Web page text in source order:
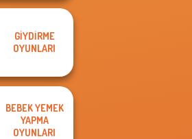
GIYDIRME
OYUNLARI
BEBEK YEMEK
YAPMA
OYUNLARI